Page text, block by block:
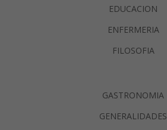
EDUCACION
ENFERMERIA
FILOSOFIA
GASTRONOMIA
GENERALIDADES